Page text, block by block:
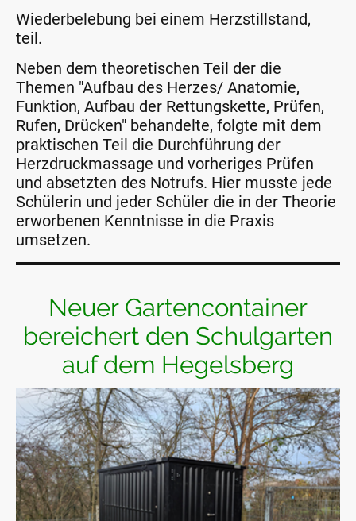
Wiederbelebung bei einem Herzstillstand,
teil.
Neben dem theoretischen Teil der die
Themen "Aufbau des Herzes/ Anatomie,
Funktion, Aufbau der Rettungskette, Prüfen,
Rufen, Drücken" behandelte, folgte mit dem
praktischen Teil die Durchführung der
Herzdruckmassage und vorheriges Prüfen
und absetzten des Notrufs. Hier musste jede
Schülerin und jeder Schüler die in der Theorie
erworbenen Kenntnisse in die Praxis
umsetzen.
Neuer Gartencontainer
bereichert den Schulgarten
auf dem Hegelsberg